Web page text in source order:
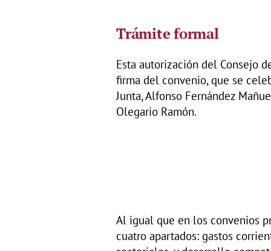
Trámite formal
Esta autorización del Consejo
firma del convenio, que se
Junta, Alfonso Fernández
Olegario Ramón.
Al igual que en los convenios
cuatro apartados: gastos